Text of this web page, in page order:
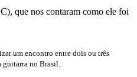
que nos contaram como ele foi
um encontro entre dois ou três
no Brasil.